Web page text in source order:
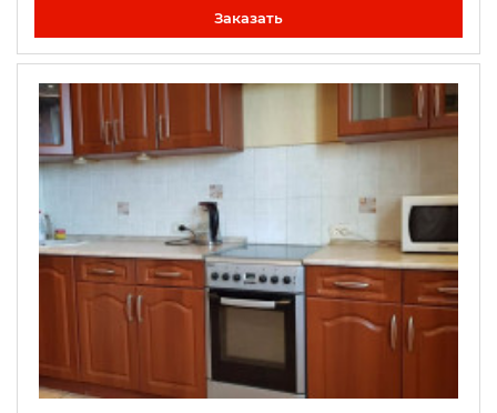
Заказать